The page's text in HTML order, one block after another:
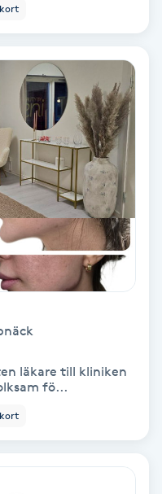
läkare till kliniken
fö...